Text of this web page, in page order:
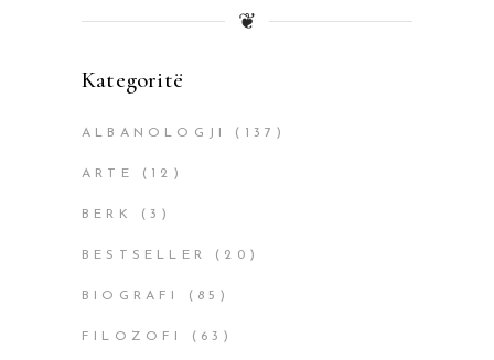
❦
Kategoritë
ALBANOLOGJI (137)
ARTE (12)
BERK (3)
BESTSELLER (20)
BIOGRAFI (85)
FILOZOFI (63)